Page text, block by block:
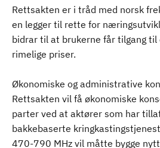
Rettsakten er i tråd med norsk
en legger til rette for
bidrar til at brukerne får tilgang
rimelige priser.
Økonomiske og administrative
Rettsakten vil få økonomiske
parter ved at aktører som har
bakkebaserte
470-790 MHz vil måtte bygge